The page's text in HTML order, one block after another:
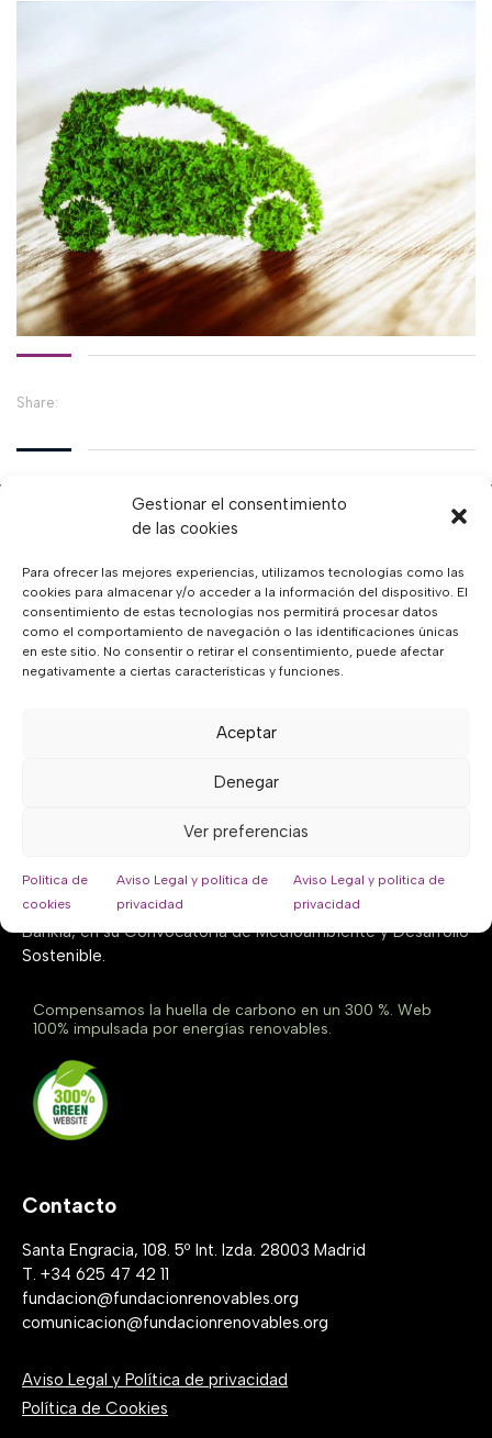
Gestionar el consentimiento
de las cookies
Para ofrecer las mejores experiencias, utilizamos tecnologías como las
cookies para almacenar y/o acceder a la información del dispositivo. El
consentimiento de estas tecnologías nos permitirá procesar datos
como el comportamiento de navegación o las identificaciones únicas
en este sitio. No consentir o retirar el consentimiento, puede afectar
negativamente a ciertas características y funciones.
Aceptar
Denegar
Ver preferencias
Política de
cookies
Aviso Legal y política de
privacidad
Aviso Legal y política de
privacidad
Share:
Energía4all es un proyecto realizado por la Fundación
Renovables con el apoyo de Fundación Montemadrid y
Bankia, en su Convocatoria de Medioambiente y Desarrollo
Sostenible.
Compensamos la huella de carbono en un 300 %. Web
100% impulsada por energías renovables.
Contacto
Santa Engracia, 108. 5º Int. Izda. 28003 Madrid
T. +34 625 47 42 11
fundacion@fundacionrenovables.org
comunicacion@fundacionrenovables.org
Aviso Legal y Política de privacidad
Política de Cookies